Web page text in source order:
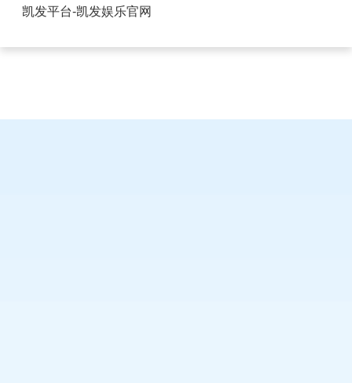
USB充电插座1A和5A-凯发平台
凯发平台-凯发娱乐官网